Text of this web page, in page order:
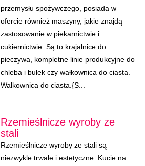
przemysłu spożywczego, posiada w
ofercie również maszyny, jakie znajdą
zastosowanie w piekarnictwie i
cukiernictwie. Są to krajalnice do
pieczywa, kompletne linie produkcyjne do
chleba i bułek czy wałkownica do ciasta.
Wałkownica do ciasta.{S...
Rzemieślnicze wyroby ze
stali
Rzemieślnicze wyroby ze stali są
niezwykle trwałe i estetyczne. Kucie na